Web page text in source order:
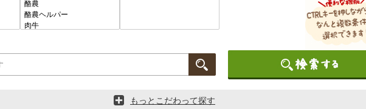
もっとこだわって探す